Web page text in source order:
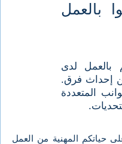
بالعمل
بالعمل لدى
إحداث فرق.
المتعددة
حياتكم المهنية من العمل